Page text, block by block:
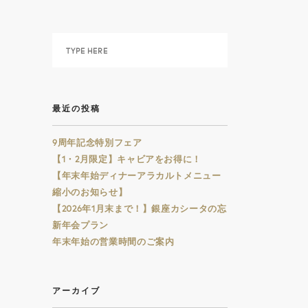
最近の投稿
9周年記念特別フェア
【1・2月限定】キャビアをお得に！
【年末年始ディナーアラカルトメニュー
縮小のお知らせ】
【2026年1月末まで！】銀座カシータの忘
新年会プラン
年末年始の営業時間のご案内
アーカイブ